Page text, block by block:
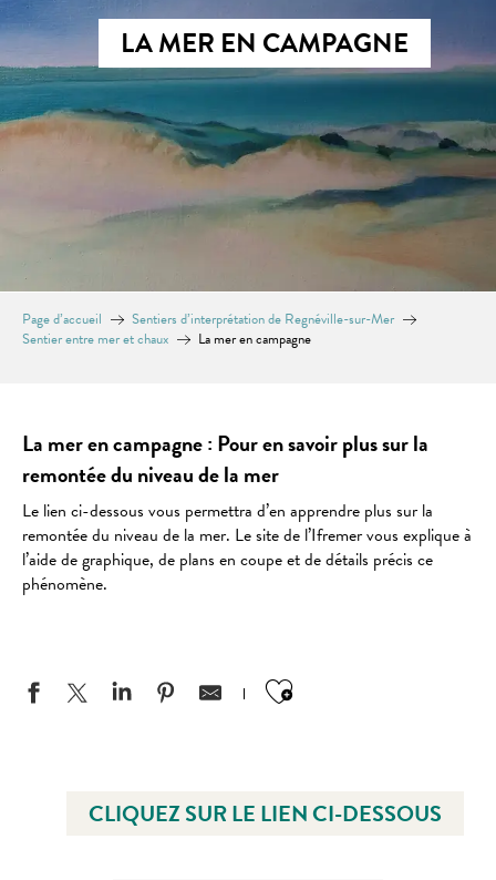
LA MER EN CAMPAGNE
Page d’accueil
Sentiers d’interprétation de Regnéville-sur-Mer
Sentier entre mer et chaux
La mer en campagne
La mer en campagne : Pour en savoir plus sur la
remontée du niveau de la mer
Le lien ci-dessous vous permettra d’en apprendre plus sur la
remontée du niveau de la mer. Le site de l’Ifremer vous explique à
l’aide de graphique, de plans en coupe et de détails précis ce
phénomène.
Ajouter aux
CLIQUEZ SUR LE LIEN CI-DESSOUS